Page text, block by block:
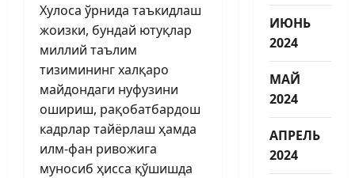
Хулоса ўрнида таъкидлаш
жоизки, бундай ютуқлар
миллий таълим
тизимининг халқаро
майдондаги нуфузини
ошириш, рақобатбардош
кадрлар тайёрлаш ҳамда
илм-фан ривожига
муносиб ҳисса қўшишда
ИЮНЬ
2024
МАЙ
2024
АПРЕЛЬ
2024